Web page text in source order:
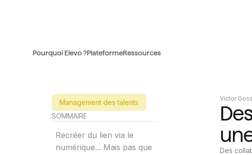
Pourquoi Elevo ?PlateformeRessources
Management des talents
SOMMAIRE
Recréer du lien via le
numérique... Mais pas que
Victor
Des